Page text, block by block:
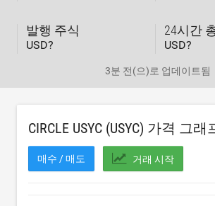
발행 주식
USD?
24시간
USD?
3분 전(으)로 업데이트됨
CIRCLE USYC (USYC) 가격 그래
매수 / 매도 거래 시작